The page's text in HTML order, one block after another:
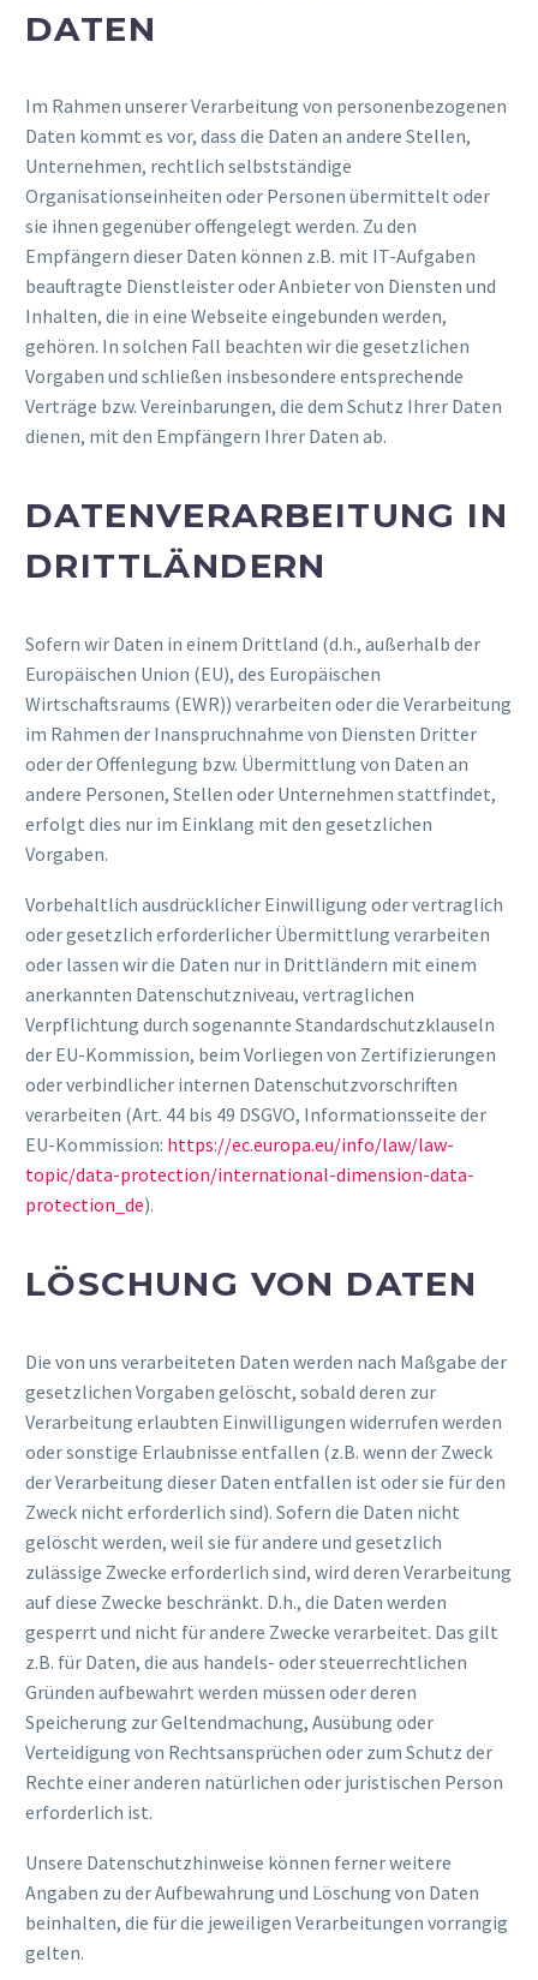
DATEN
Im Rahmen unserer Verarbeitung von personenbezogenen
Daten kommt es vor, dass die Daten an andere Stellen,
Unternehmen, rechtlich selbstständige
Organisationseinheiten oder Personen übermittelt oder
sie ihnen gegenüber offengelegt werden. Zu den
Empfängern dieser Daten können z.B. mit IT-Aufgaben
beauftragte Dienstleister oder Anbieter von Diensten und
Inhalten, die in eine Webseite eingebunden werden,
gehören. In solchen Fall beachten wir die gesetzlichen
Vorgaben und schließen insbesondere entsprechende
Verträge bzw. Vereinbarungen, die dem Schutz Ihrer Daten
dienen, mit den Empfängern Ihrer Daten ab.
DATENVERARBEITUNG IN
DRITTLÄNDERN
Sofern wir Daten in einem Drittland (d.h., außerhalb der
Europäischen Union (EU), des Europäischen
Wirtschaftsraums (EWR)) verarbeiten oder die Verarbeitung
im Rahmen der Inanspruchnahme von Diensten Dritter
oder der Offenlegung bzw. Übermittlung von Daten an
andere Personen, Stellen oder Unternehmen stattfindet,
erfolgt dies nur im Einklang mit den gesetzlichen
Vorgaben.
Vorbehaltlich ausdrücklicher Einwilligung oder vertraglich
oder gesetzlich erforderlicher Übermittlung verarbeiten
oder lassen wir die Daten nur in Drittländern mit einem
anerkannten Datenschutzniveau, vertraglichen
Verpflichtung durch sogenannte Standardschutzklauseln
der EU-Kommission, beim Vorliegen von Zertifizierungen
oder verbindlicher internen Datenschutzvorschriften
verarbeiten (Art. 44 bis 49 DSGVO, Informationsseite der
EU-Kommission: https://ec.europa.eu/info/law/law-
topic/data-protection/international-dimension-data-
protection_de).
LÖSCHUNG VON DATEN
Die von uns verarbeiteten Daten werden nach Maßgabe der
gesetzlichen Vorgaben gelöscht, sobald deren zur
Verarbeitung erlaubten Einwilligungen widerrufen werden
oder sonstige Erlaubnisse entfallen (z.B. wenn der Zweck
der Verarbeitung dieser Daten entfallen ist oder sie für den
Zweck nicht erforderlich sind). Sofern die Daten nicht
gelöscht werden, weil sie für andere und gesetzlich
zulässige Zwecke erforderlich sind, wird deren Verarbeitung
auf diese Zwecke beschränkt. D.h., die Daten werden
gesperrt und nicht für andere Zwecke verarbeitet. Das gilt
z.B. für Daten, die aus handels- oder steuerrechtlichen
Gründen aufbewahrt werden müssen oder deren
Speicherung zur Geltendmachung, Ausübung oder
Verteidigung von Rechtsansprüchen oder zum Schutz der
Rechte einer anderen natürlichen oder juristischen Person
erforderlich ist.
Unsere Datenschutzhinweise können ferner weitere
Angaben zu der Aufbewahrung und Löschung von Daten
beinhalten, die für die jeweiligen Verarbeitungen vorrangig
gelten.